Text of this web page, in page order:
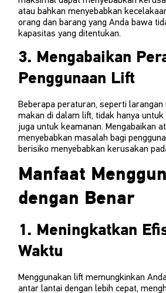
atau bahkan menyebabkan
orang dan barang yang Anda bawa
kapasitas yang ditentukan.
3. Mengabaikan
Penggunaan Lift
Beberapa peraturan, seperti
makan di dalam lift, tidak hanya
juga untuk keamanan. Mengabaikan
menyebabkan masalah bagi
berisiko menyebabkan kerusakan
Manfaat
dengan Benar
1. Meningkatkan
Waktu
Menggunakan lift memungkinkan
antar lantai dengan lebih cepat,